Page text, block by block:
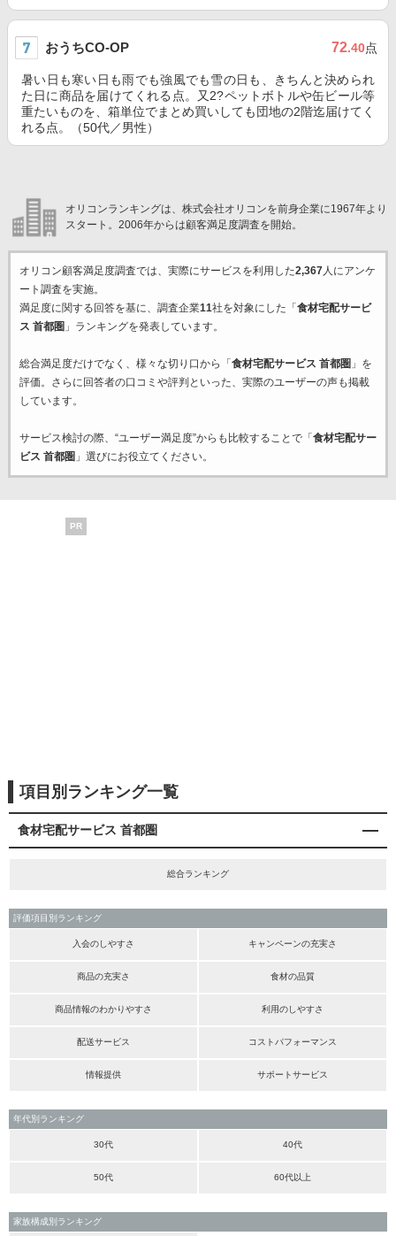
おうちCO-OP 72.40点
暑い日も寒い日も雨でも強風でも雪の日も、きちんと決められ
た日に商品を届けてくれる点。又2?ペットボトルや缶ビール等
重たいものを、箱単位でまとめ買いしても団地の2階迄届けてく
れる点。（50代／男性）
オリコンランキングは、株式会社オリコンを前身企業に1967年より
スタート。2006年からは顧客満足度調査を開始。
オリコン顧客満足度調査では、実際にサービスを利用した2,367人にアンケ
ート調査を実施。
満足度に関する回答を基に、調査企業11社を対象にした「 食材宅配サービ
ス 首都圏 」ランキングを発表しています。
総合満足度だけでなく、様々な切り口から「 食材宅配サービス 首都圏 」を
評価。さらに回答者の口コミや評判といった、実際のユーザーの声も掲載
しています。
サービス検討の際、“ユーザー満足度”からも比較することで「 食材宅配サー
ビス 首都圏 」選びにお役立てください。
PR
項目別ランキング一覧
食材宅配サービス 首都圏
総合ランキング
評価項目別ランキング
入会のしやすさ キャンペーンの充実さ
商品の充実さ 食材の品質
商品情報のわかりやすさ 利用のしやすさ
配送サービス コストパフォーマンス
情報提供 サポートサービス
年代別ランキング
30代 40代
50代 60代以上
家族構成別ランキング